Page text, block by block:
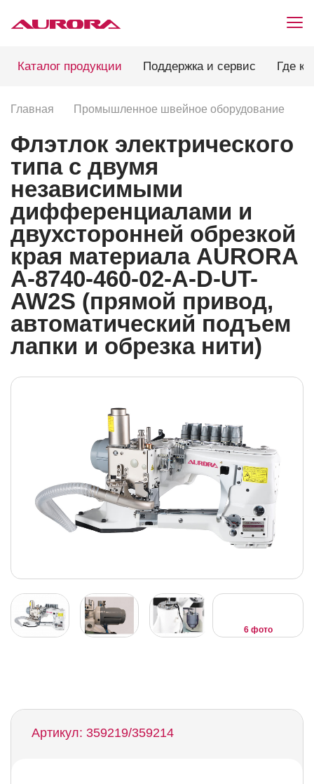
Каталог продукции Поддержка и сервис Где
Главная Промышленное швейное оборудование
Флэтлок электрического
типа с двумя
независимыми
дифференциалами и
двухсторонней обрезкой
края материала AURORA
A-8740-460-02-А-D-UT-
AW2S (прямой привод,
автоматический подъем
лапки и обрезка нити)
6 фото
Артикул: 359219/359214